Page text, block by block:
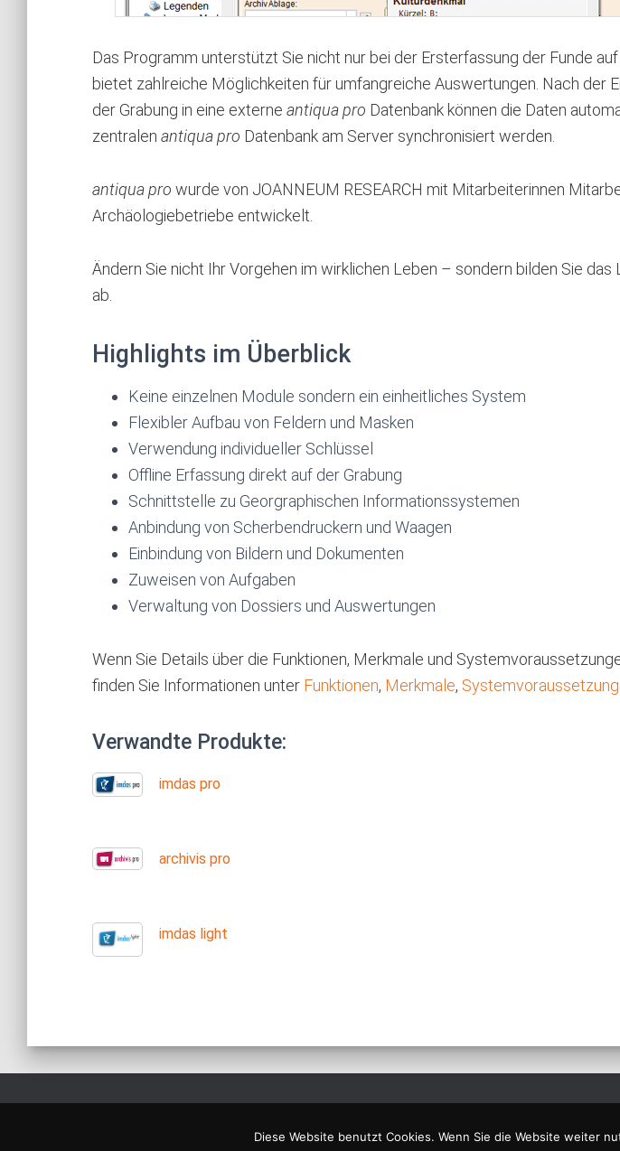
Das Programm unterstützt Sie nicht nur bei der Ersterfassung der Funde
bietet zahlreiche Möglichkeiten für umfangreiche Auswertungen. Nach der
der Grabung in eine externe antiqua pro Datenbank können die Daten
zentralen antiqua pro Datenbank am Server synchronisiert werden.
antiqua pro wurde von JOANNEUM RESEARCH mit Mitarbeiterinnen
Archäologiebetriebe entwickelt.
Ändern Sie nicht Ihr Vorgehen im wirklichen Leben – sondern bilden Sie das
ab.
Highlights im Überblick
Keine einzelnen Module sondern ein einheitliches System
Flexibler Aufbau von Feldern und Masken
Verwendung individueller Schlüssel
Offline Erfassung direkt auf der Grabung
Schnittstelle zu Georgraphischen Informationssystemen
Anbindung von Scherbendruckern und Waagen
Einbindung von Bildern und Dokumenten
Zuweisen von Aufgaben
Verwaltung von Dossiers und Auswertungen
Wenn Sie Details über die Funktionen, Merkmale und
finden Sie Informationen unter Funktionen, Merkmale,
Verwandte Produkte:
imdas pro
archivis pro
imdas light
Diese Website benutzt Cookies. Wenn Sie die Website weiter